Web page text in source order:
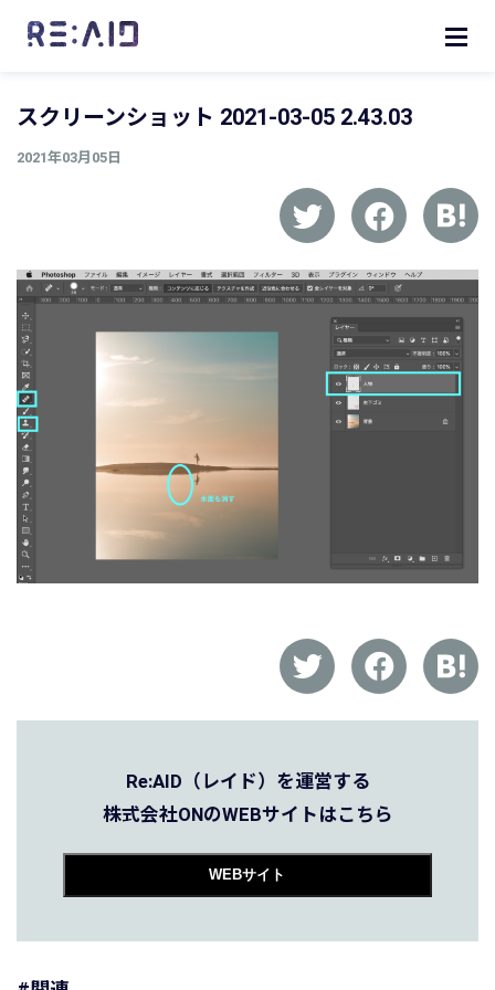
スクリーンショット 2021-03-05 2.43.03
2021年03月05日
Re:AID（レイド）を運営する
株式会社ONのWEBサイトはこちら
WEBサイト